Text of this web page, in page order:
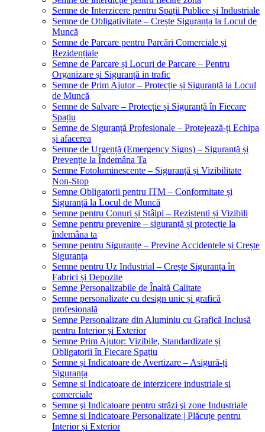
Semne de Interzicere pentru Spații Publice și Industriale
Semne de Obligativitate – Crește Siguranța la Locul de
Muncă
Semne de Parcare pentru Parcări Comerciale și
Rezidențiale
Semne de Parcare și Locuri de Parcare – Pentru
Organizare și Siguranță in trafic
Semne de Prim Ajutor – Protecție și Siguranță la Locul
de Muncă
Semne de Salvare – Protecție și Siguranță în Fiecare
Spațiu
Semne de Siguranță Profesionale – Protejează-ți Echipa
și afacerea
Semne de Urgență (Emergency Signs) – Siguranță și
Prevenție la Îndemâna Ta
Semne Fotoluminescente – Siguranță și Vizibilitate
Non-Stop
Semne Obligatorii pentru ITM – Conformitate și
Siguranță la Locul de Muncă
Semne pentru Conuri și Stâlpi – Rezistenti și Vizibili
Semne pentru prevenire – siguranță și protecție la
îndemâna ta
Semne pentru Siguranțe – Previne Accidentele și Crește
Siguranța
Semne pentru Uz Industrial – Crește Siguranța în
Fabrici și Depozite
Semne Personalizabile de Înaltă Calitate
Semne personalizate cu design unic și grafică
profesională
Semne Personalizate din Aluminiu cu Grafică Inclusă
pentru Interior și Exterior
Semne Prim Ajutor: Vizibile, Standardizate și
Obligatorii în Fiecare Spațiu
Semne și Indicatoare de Avertizare – Asigură-ți
Siguranța
Semne si Indicatoare de interzicere industriale si
comerciale
Semne şi Indicatoare pentru străzi şi zone Industriale
Semne si Indicatoare Personalizate | Plăcuțe pentru
Interior și Exterior